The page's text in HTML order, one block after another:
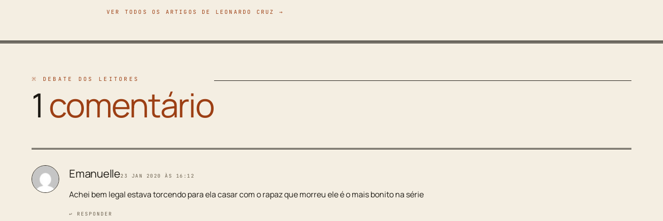
VER TODOS OS ARTIGOS DE LEONARDO CRUZ →
※ DEBATE DOS LEITORES
1comentário
Emanuelle23 JAN 2020 ÀS 16:12
Achei bem legal estava torcendo para ela casar com o rapaz que morreu ele é o mais bonito na série
↩ RESPONDER